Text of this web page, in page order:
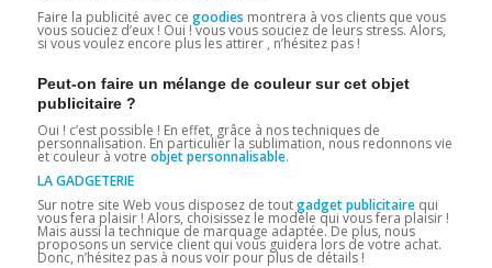
Faire la publicité avec ce goodies montrera à vos clients que vous
vous souciez d’eux ! Oui ! vous vous souciez de leurs stress. Alors,
si vous voulez encore plus les attirer , n’hésitez pas !
Peut-on faire un mélange de couleur sur cet objet
publicitaire ?
Oui ! c’est possible ! En effet, grâce à nos techniques de
personnalisation. En particulier la sublimation, nous redonnons vie
et couleur à votre objet personnalisable.
LA GADGETERIE
Sur notre site Web vous disposez de toutgadget publicitairequi
vous fera plaisir ! Alors, choisissez le modèle qui vous fera plaisir !
Mais aussi la technique de marquage adaptée. De plus, nous
proposons un service client qui vous guidera lors de votre achat.
Donc, n’hésitez pas à nous voir pour plus de détails !